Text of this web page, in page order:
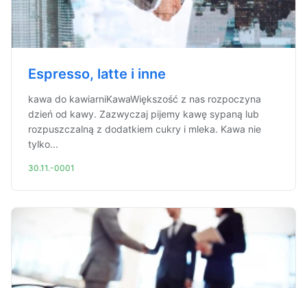
Espresso, latte i inne
kawa do kawiarniKawaWiększość z nas rozpoczyna
dzień od kawy. Zazwyczaj pijemy kawę sypaną lub
rozpuszczalną z dodatkiem cukry i mleka. Kawa nie
tylko...
30.11.-0001